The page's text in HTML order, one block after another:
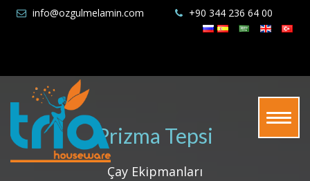
info@ozgulmelamin.com +90 344 236 64 00
Prizma Tepsi
Çay Ekipmanları